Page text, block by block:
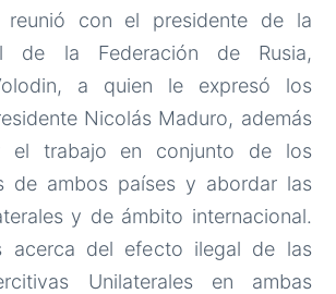
reunió con el presidente de la
de la Federación de Rusia,
a quien le expresó los
Nicolás Maduro, además
el trabajo en conjunto de los
de ambos países y abordar las
y de ámbito internacional.
acerca del efecto ilegal de las
Unilaterales en ambas